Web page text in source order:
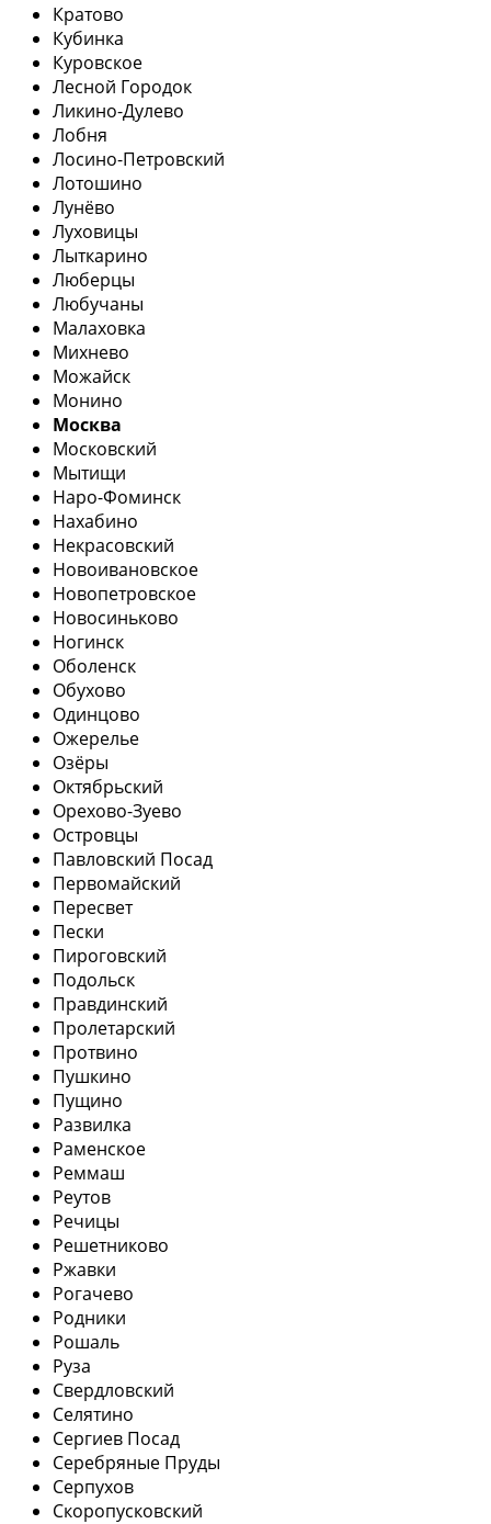
Кратово
Кубинка
Куровское
Лесной Городок
Ликино-Дулево
Лобня
Лосино-Петровский
Лотошино
Лунёво
Луховицы
Лыткарино
Люберцы
Любучаны
Малаховка
Михнево
Можайск
Монино
Москва
Московский
Мытищи
Наро-Фоминск
Нахабино
Некрасовский
Новоивановское
Новопетровское
Новосиньково
Ногинск
Оболенск
Обухово
Одинцово
Ожерелье
Озёры
Октябрьский
Орехово-Зуево
Островцы
Павловский Посад
Первомайский
Пересвет
Пески
Пироговский
Подольск
Правдинский
Пролетарский
Протвино
Пушкино
Пущино
Развилка
Раменское
Реммаш
Реутов
Речицы
Решетниково
Ржавки
Рогачево
Родники
Рошаль
Руза
Свердловский
Селятино
Сергиев Посад
Серебряные Пруды
Серпухов
Скоропусковский